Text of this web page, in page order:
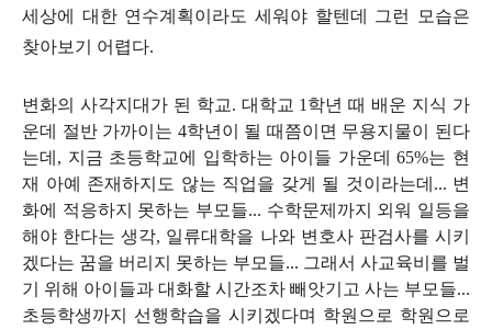
세상에 대한 연수계획이라도 세워야 할텐데 그런 모습은
찾아보기 어렵다.
변화의 사각지대가 된 학교. 대학교 1 학년 때 배운 지식 가
운데 절반 가까이는 4학년이 될 때쯤이면 무용지물이 된다
는데 , 지금 초등학교에 입학하는 아이들 가운데65%는 현
재 아예 존재하지도 않는 직업을 갖게 될 것이라는데 ... 변
화에 적응하지 못하는 부모들... 수학문제까지 외워 일등을
해야 한다는 생각, 일류대학을 나와 변호사 판검사를 시키
겠다는 꿈을 버리지 못하는 부모들... 그래서 사교육비를 벌
기 위해 아이들과 대화할 시간조차 빼앗기고 사는 부모들...
초등학생까지 선행학습을 시키겠다며 학원으로 학원으로